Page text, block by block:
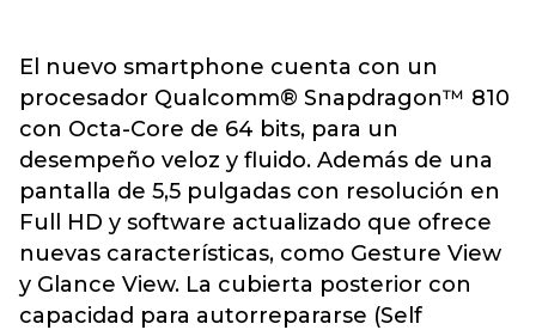
El nuevo smartphone cuenta con un
procesador Qualcomm® Snapdragon™ 810
con Octa-Core de 64 bits, para un
desempeño veloz y fluido. Además de una
pantalla de 5,5 pulgadas con resolución en
Full HD y software actualizado que ofrece
nuevas características, como Gesture View
y Glance View. La cubierta posterior con
capacidad para autorrepararse (Self